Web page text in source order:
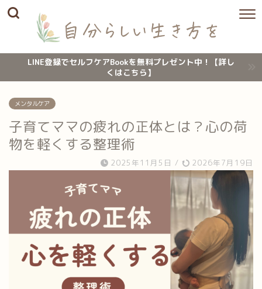
LINE登録でセルフケアBookを無料プレゼント中！【詳し
くはこちら】
メンタルケア
子育てママの疲れの正体とは？心の荷
物を軽くする整理術
2025年11月5日 / 2026年7月19日